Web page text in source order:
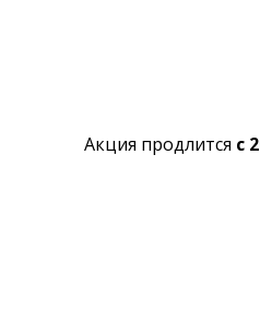
Акция продлится с